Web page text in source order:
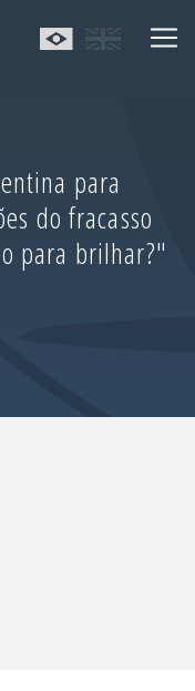
para
do fracasso
para brilhar?"